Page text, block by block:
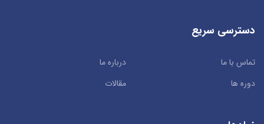
دسترسی سریع
تماس با ما
درباره ما
دوره ها
مقالات